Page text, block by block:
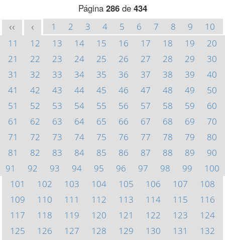
Página 286de 434
<< < 1 2 3 4 5 6 7 8 9
10
11
12 13 14 15 16 17 18 19
20
21
22 23 24 25 26 27 28 29
30
31
32 33 34 35 36 37 38 39
40
41
42 43 44 45 46 47 48 49
50
51
52 53 54 55 56 57 58 59
60
61
62 63 64 65 66 67 68 69
70
71
72 73 74 75 76 77 78 79
80
81
82 83 84 85 86 87 88 89
90
91
92 93 94 95 96 97 98 99
100
101
102 103 104 105 106 107
108
109
110 111 112 113 114 115
116
117
118 119 120 121 122 123
124
125
126 127 128 129 130 131
132